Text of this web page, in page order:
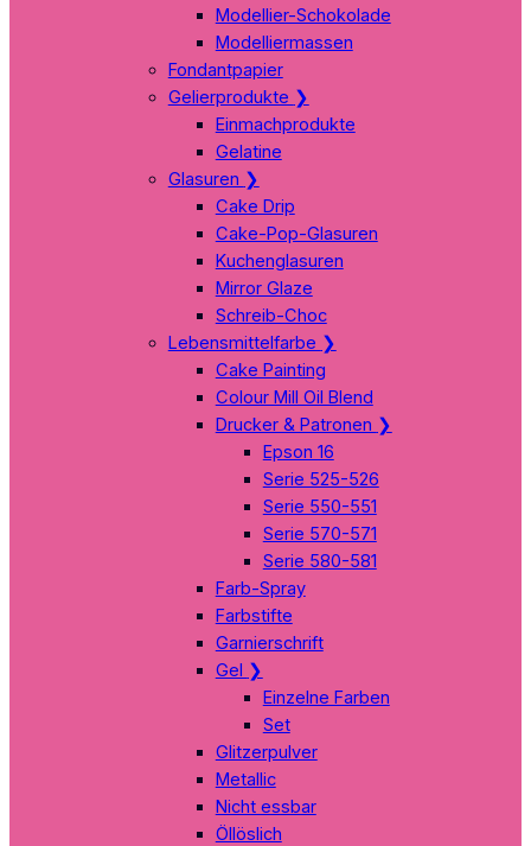
Modellier-Schokolade
Modelliermassen
Fondantpapier
Gelierprodukte ❯
Einmachprodukte
Gelatine
Glasuren ❯
Cake Drip
Cake-Pop-Glasuren
Kuchenglasuren
Mirror Glaze
Schreib-Choc
Lebensmittelfarbe ❯
Cake Painting
Colour Mill Oil Blend
Drucker & Patronen ❯
Epson 16
Serie 525-526
Serie 550-551
Serie 570-571
Serie 580-581
Farb-Spray
Farbstifte
Garnierschrift
Gel ❯
Einzelne Farben
Set
Glitzerpulver
Metallic
Nicht essbar
Öllöslich